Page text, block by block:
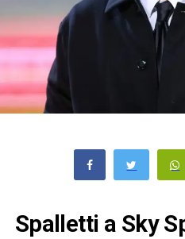
Spalletti a Sky